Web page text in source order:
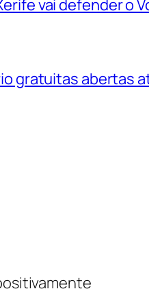
vai defender o
gratuitas abertas